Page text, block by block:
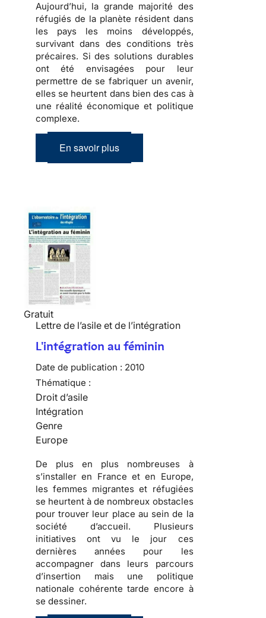
Aujourd’hui, la grande majorité des
réfugiés de la planète résident dans
les pays les moins développés,
survivant dans des conditions très
précaires. Si des solutions durables
ont été envisagées pour leur
permettre de se fabriquer un avenir,
elles se heurtent dans bien des cas à
une réalité économique et politique
complexe.
En savoir plus
Gratuit
Lettre de l’asile et de l’intégration
L'intégration au féminin
Date de publication : 2010
Thématique :
Droit d’asile
Intégration
Genre
Europe
De plus en plus nombreuses à
s’installer en France et en Europe,
lesfemmes migrantes et réfugiées
se heurtent à de nombreux obstacles
pour trouver leur place au sein de la
société d’accueil. Plusieurs
initiatives ont vu le jour ces
dernières années pour les
accompagner dans leurs parcours
d’insertion mais une politique
nationale cohérente tarde encore à
se dessiner.